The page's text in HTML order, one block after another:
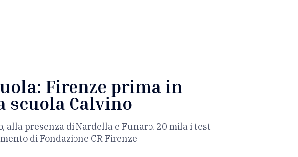
Firenze prima in
Calvino
alla presenza di Nardella e Funaro. 20 mila i test
di Fondazione CR Firenze